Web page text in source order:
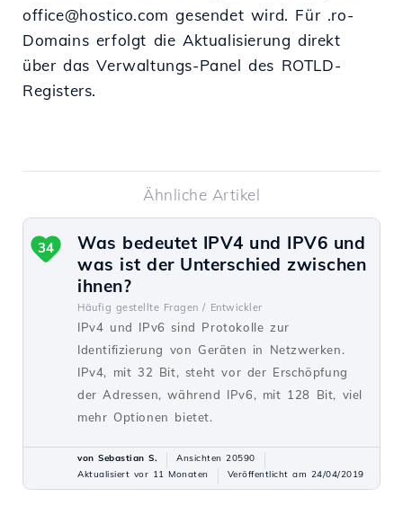
office@hostico.com gesendet wird. Für .ro-
Domains erfolgt die Aktualisierung direkt
über das Verwaltungs-Panel des ROTLD-
Registers.
Ähnliche Artikel
Was bedeutet IPV4 und IPV6 und
was ist der Unterschied zwischen
ihnen?
Häufig gestellte Fragen / Entwickler
IPv4 und IPv6 sind Protokolle zur
Identifizierung von Geräten in Netzwerken.
IPv4, mit 32 Bit, steht vor der Erschöpfung
der Adressen, während IPv6, mit 128 Bit, viel
mehr Optionen bietet.
34
von Sebastian S.
Ansichten 20590
Aktualisiert vor 11 Monaten
Veröffentlicht am 24/04/2019